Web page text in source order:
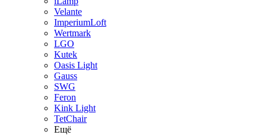
Velante
ImperiumLoft
Wertmark
LGO
Kutek
Oasis Light
Gauss
SWG
Feron
Kink Light
TetСhair
Ещё